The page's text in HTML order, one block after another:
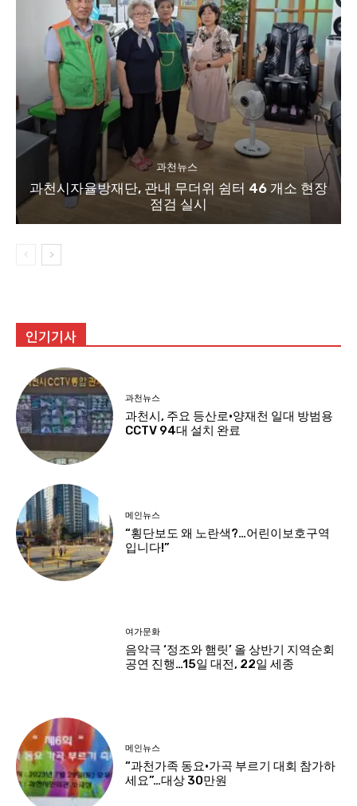
과천뉴스
과천시자율방재단, 관내 무더위 쉼터 46 개소 현장
점검 실시
인기기사
과천뉴스
과천시, 주요 등산로·양재천 일대 방범용
CCTV 94대 설치 완료
메인뉴스
“횡단보도 왜 노란색?…어린이보호구역
입니다!”
여가문화
음악극 ‘정조와 햄릿’ 올 상반기 지역순회
공연 진행…15일 대전, 22일 세종
메인뉴스
“과천가족 동요·가곡 부르기 대회 참가하
세요”…대상 30만원